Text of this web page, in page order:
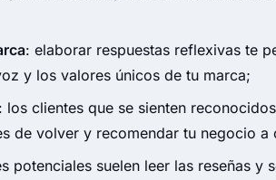
: elaborar respuestas reflexivas te
y los valores únicos de tu marca;
: los clientes que se sienten
de volver y recomendar tu negocio a
potenciales suelen leer las reseñas y